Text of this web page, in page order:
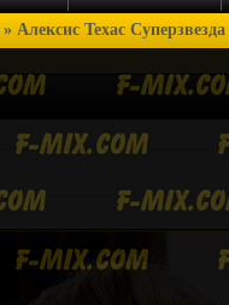
» Алексис Техас Суперзвезда